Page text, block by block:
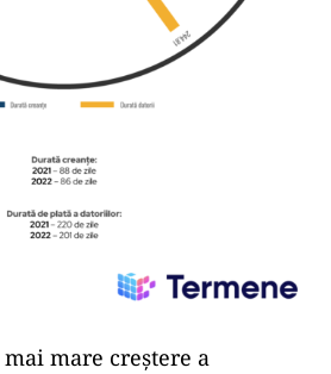
mare creștere a